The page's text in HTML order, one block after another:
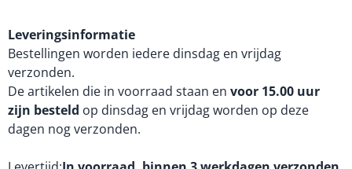
Leveringsinformatie
Bestellingen worden iedere dinsdag en vrijdag
verzonden.
De artikelen die in voorraad staan en voor 15.00 uur
zijn besteld op dinsdag en vrijdag worden op deze
dagen nog verzonden.